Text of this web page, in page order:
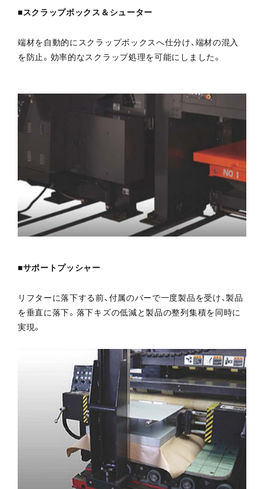
■スクラップボックス＆シューター
端材を自動的にスクラップボックスへ仕分け、端材の混入
を防止。効率的なスクラップ処理を可能にしました。
■サポートプッシャー
リフターに落下する前、付属のバーで一度製品を受け、製品
を垂直に落下。落下キズの低減と製品の整列集積を同時に
実現。